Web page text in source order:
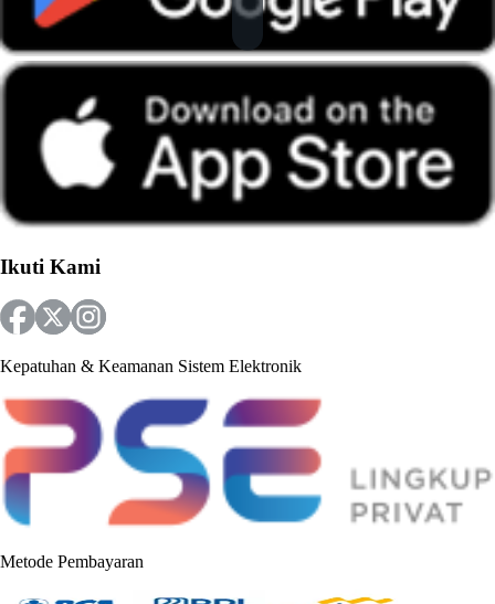
Ikuti Kami
Kepatuhan & Keamanan Sistem Elektronik
Metode Pembayaran